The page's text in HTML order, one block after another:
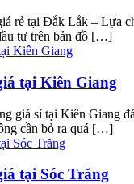
rẻ tại Đắk Lắk – Lựa
tư trên bản đồ […]
tại Kiên Giang
giá sỉ tại Kiên Giang
cần bỏ ra quá […]
tại Sóc Trăng